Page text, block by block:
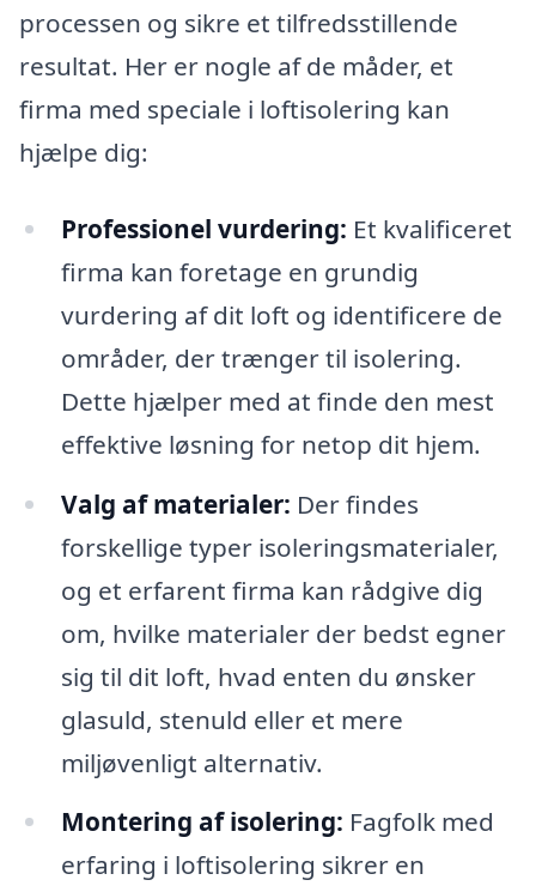
processen og sikre et tilfredsstillende
resultat. Her er nogle af de måder, et
firma med speciale i loftisolering kan
hjælpe dig:
Professionel vurdering: Et kvalificeret
firma kan foretage en grundig
vurdering af dit loft og identificere de
områder, der trænger til isolering.
Dette hjælper med at finde den mest
effektive løsning for netop dit hjem.
Valg af materialer: Der findes
forskellige typer isoleringsmaterialer,
og et erfarent firma kan rådgive dig
om, hvilke materialer der bedst egner
sig til dit loft, hvad enten du ønsker
glasuld, stenuld eller et mere
miljøvenligt alternativ.
Montering af isolering: Fagfolk med
erfaring i loftisolering sikrer en